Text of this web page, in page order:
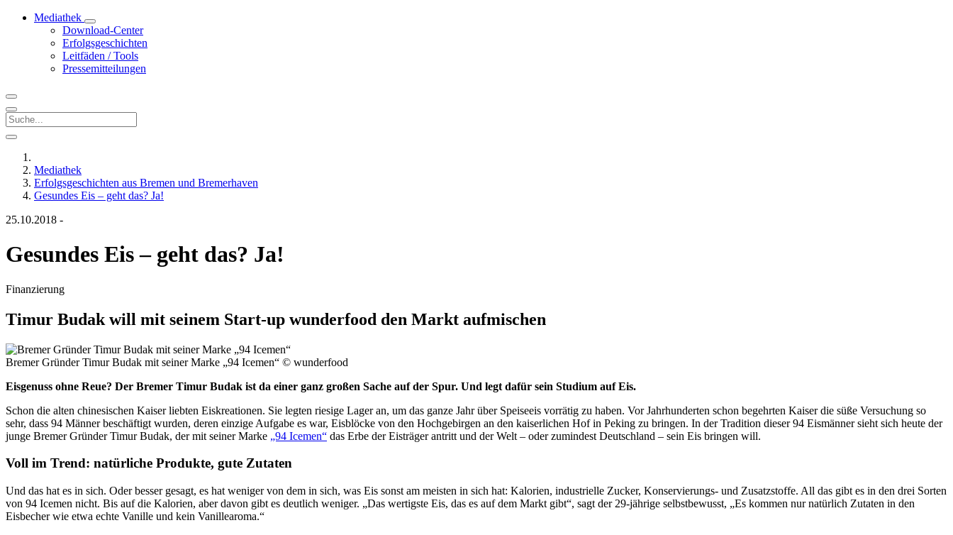
Mediathek
Download-Center
Erfolgsgeschichten
Leitfäden / Tools
Pressemitteilungen
Mediathek
Erfolgsgeschichten aus Bremen und Bremerhaven
Gesundes Eis – geht das? Ja!
25.10.2018 -
Gesundes Eis – geht das? Ja!
Finanzierung
Timur Budak will mit seinem Start-up wunderfood den Markt aufmischen
Bremer Gründer Timur Budak mit seiner Marke „94 Icemen“ © wunderfood
Eisgenuss ohne Reue? Der Bremer Timur Budak ist da einer ganz großen Sache auf der Spur. Und legt dafür sein Studium auf Eis.
Schon die alten chinesischen Kaiser liebten Eiskreationen. Sie legten riesige Lager an, um das ganze Jahr über Speiseeis vorrätig zu haben. Vor Jahrhunderten schon begehrten Kaiser die süße Versuchung so
sehr, dass 94 Männer beschäftigt wurden, deren einzige Aufgabe es war, Eisblöcke von den Hochgebirgen an den kaiserlichen Hof in Peking zu bringen. In der Tradition dieser 94 Eismänner sieht sich heute der
junge Bremer Gründer Timur Budak, der mit seiner Marke „94 Icemen“ das Erbe der Eisträger antritt und der Welt – oder zumindest Deutschland – sein Eis bringen will.
Voll im Trend: natürliche Produkte, gute Zutaten
Und das hat es in sich. Oder besser gesagt, es hat weniger von dem in sich, was Eis sonst am meisten in sich hat: Kalorien, industrielle Zucker, Konservierungs- und Zusatzstoffe. All das gibt es in den drei Sorten
von 94 Icemen nicht. Bis auf die Kalorien, aber davon gibt es deutlich weniger. „Das wertigste Eis, das es auf dem Markt gibt“, sagt der 29-jährige selbstbewusst, „Es kommen nur natürlich Zutaten in den
Eisbecher wie etwa echte Vanille und kein Vanillearoma.“